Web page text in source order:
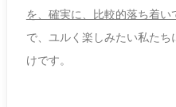
を、確実に、比較的落ち着い
で、ユルく楽しみたい私た
けです。